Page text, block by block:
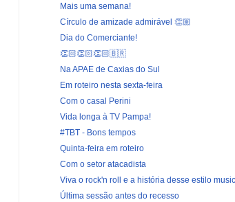
Mais uma semana!
Círculo de amizade admirável 👏🏼
Dia do Comerciante!
👏🏻👏🏻👏🏻🇧🇷
Na APAE de Caxias do Sul
Em roteiro nesta sexta-feira
Com o casal Perini
Vida longa à TV Pampa!
#TBT - Bons tempos
Quinta-feira em roteiro
Com o setor atacadista
Viva o rock'n roll e a história desse estilo
Última sessão antes do recesso